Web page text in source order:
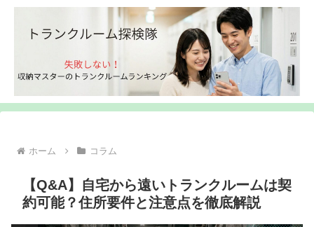
ホーム コラム
【Q&A】自宅から遠いトランクルームは契
約可能？住所要件と注意点を徹底解説